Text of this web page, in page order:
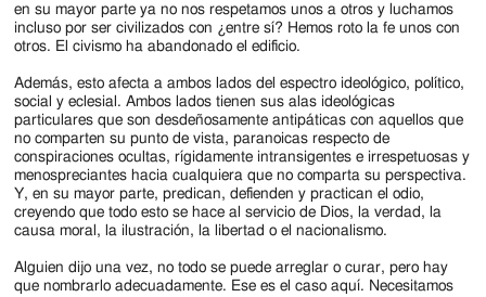
en su mayor parte ya no nos respetamos unos a otros y luchamos
incluso por ser civilizados con ¿entre sí? Hemos roto la fe unos con
otros. El civismo ha abandonado el edificio.
Además, esto afecta a ambos lados del espectro ideológico, político,
social y eclesial. Ambos lados tienen sus alas ideológicas
particulares que son desdeñosamente antipáticas con aquellos que
no comparten su punto de vista, paranoicas respecto de
conspiraciones ocultas, rígidamente intransigentes e irrespetuosas y
menospreciantes hacia cualquiera que no comparta su perspectiva.
Y, en su mayor parte, predican, defienden y practican el odio,
creyendo que todo esto se hace al servicio de Dios, la verdad, la
causa moral, la ilustración, la libertad o el nacionalismo.
Alguien dijo una vez, no todo se puede arreglar o curar, pero hay
que nombrarlo adecuadamente. Ese es el caso aquí. Necesitamos